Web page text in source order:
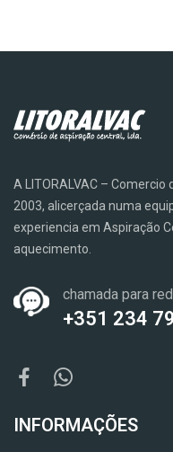
A LITORALVAC –
2003, alicerçada numa
experiencia em Aspiração
aquecimento.
chamada para
+351 234
INFORMAÇÕES